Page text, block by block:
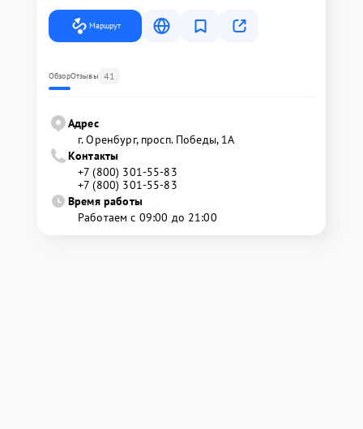
Маршрут
ОбзорОтзывы 41
Адрес
г. Оренбург, просп. Победы, 1А
Контакты
+7 (800) 301-55-83
+7 (800) 301-55-83
Время работы
Работаем с 09:00 до 21:00